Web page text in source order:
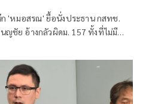
'หมอสรณ' ยื้อนั่งประธาน กสทช.
ญชัย อ้างกลัวผิดม. 157 ทั้งที่ไม่มี